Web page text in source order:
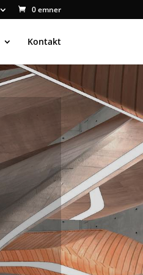
0 emner
Kontakt